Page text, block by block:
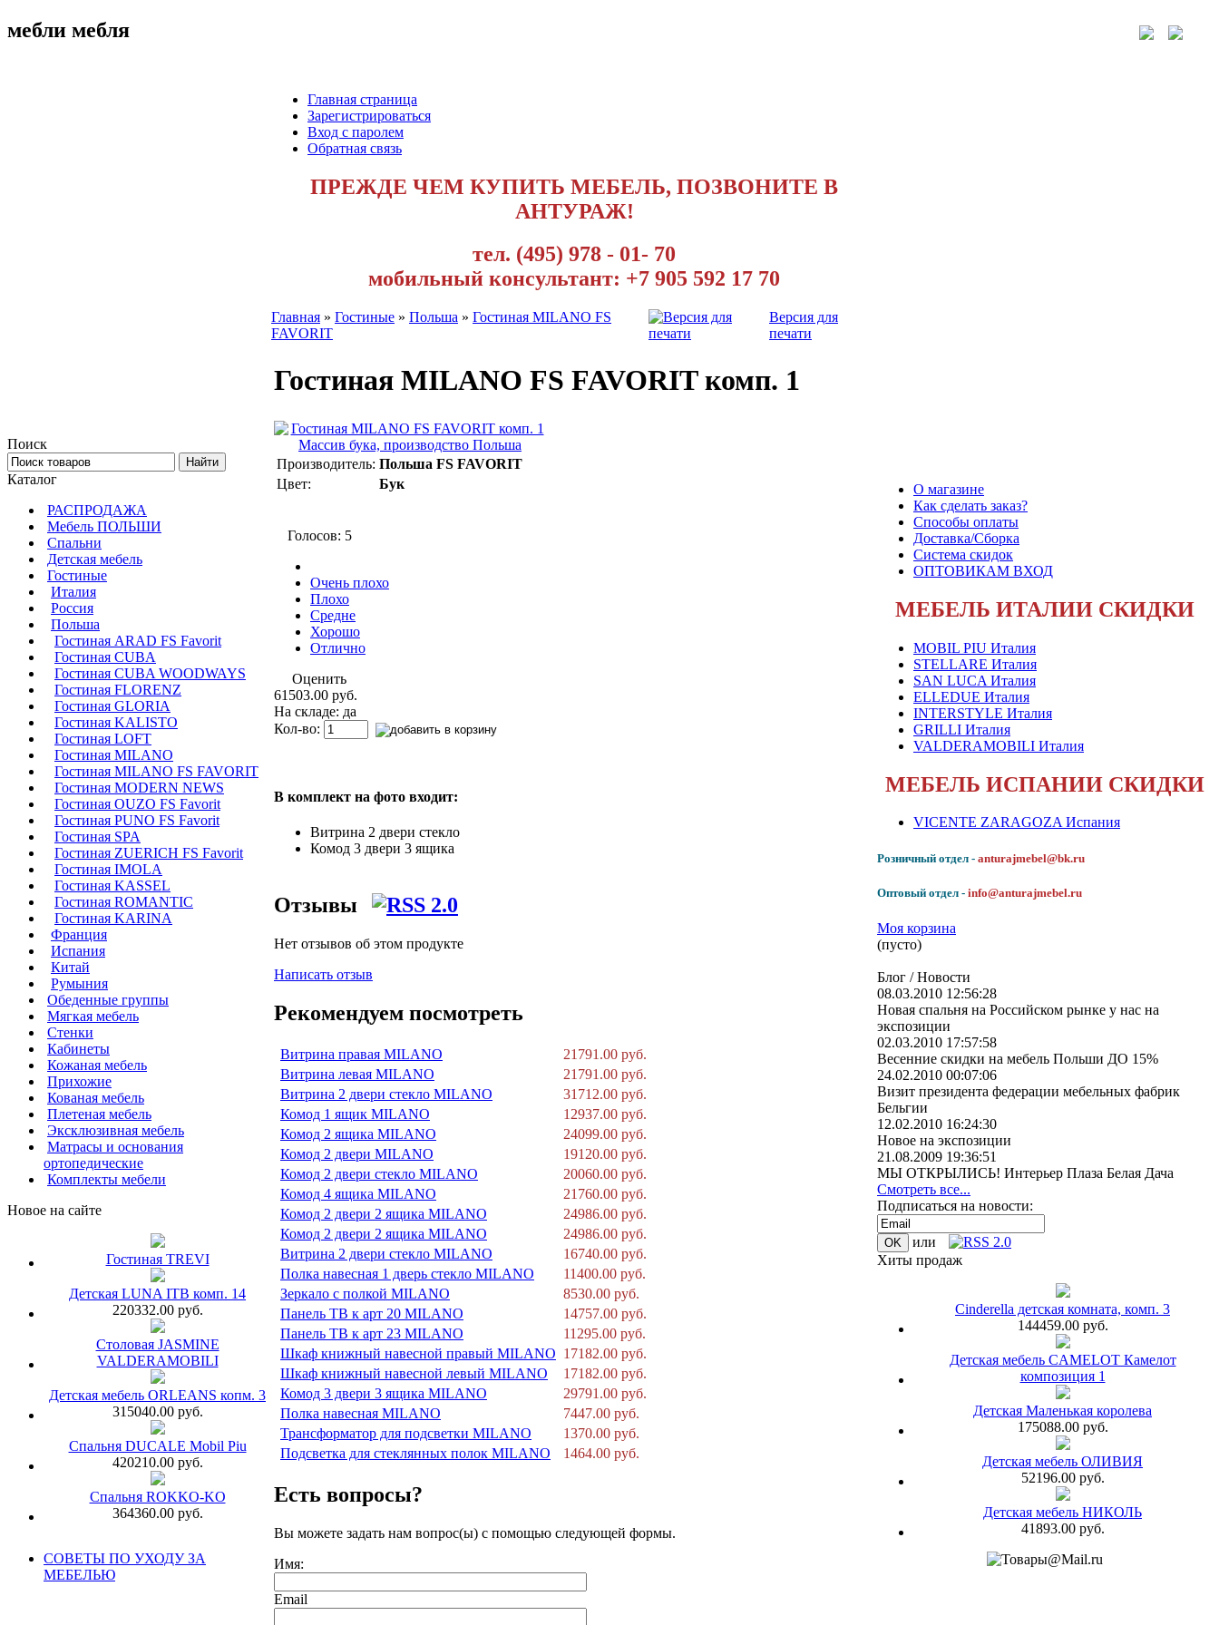
мебли мебля
Поиск
Каталог
РАСПРОДАЖА
Мебель ПОЛЬШИ
Спальни
Детская мебель
Гостиные
Италия
Россия
Польша
Гостиная ARAD FS Favorit
Гостиная CUBA
Гостиная CUBA WOODWAYS
Гостиная FLORENZ
Гостиная GLORIA
Гостиная KALISTO
Гостиная LOFT
Гостиная MILANO
Гостиная MILANO FS FAVORIT
Гостиная MODERN NEWS
Гостиная OUZO FS Favorit
Гостиная PUNO FS Favorit
Гостиная SPA
Гостиная ZUERICH FS Favorit
Гостиная IMOLA
Гостиная KASSEL
Гостиная ROMANTIC
Гостиная KARINA
Франция
Испания
Китай
Румыния
Обеденные группы
Мягкая мебель
Стенки
Кабинеты
Кожаная мебель
Прихожие
Кованая мебель
Плетеная мебель
Эксклюзивная мебель
Матрасы и основания
ортопедические
Комплекты мебели
Новое на сайте
Гостиная TREVI
Детская LUNA ITB комп. 14
220332.00 руб.
Столовая JASMINE
VALDERAMOBILI
Детская мебель ORLEANS копм. 3
315040.00 руб.
Спальня DUCALE Mobil Piu
420210.00 руб.
Спальня ROKKO-KO
364360.00 руб.
СОВЕТЫ ПО УХОДУ ЗА
МЕБЕЛЬЮ
Главная страница
Зарегистрироваться
Вход с паролем
Обратная связь
ПРЕЖДЕ ЧЕМ КУПИТЬ МЕБЕЛЬ, ПОЗВОНИТЕ В
АНТУРАЖ!
тел. (495) 978 - 01- 70
мобильный консультант: +7 905 592 17 70
Главная » Гостиные » Польша » Гостиная MILANO FS
FAVORIT
Версия для
печати
Гостиная MILANO FS FAVORIT комп. 1
Производитель: Польша FS FAVORIT
Цвет:
Бук
Голосов: 5
Очень плохо
Плохо
Средне
Хорошо
Отлично
Оценить
61503.00 руб.
На складе: да
Кол-во:
В комплект на фото входит:
Витрина 2 двери стекло
Комод 3 двери 3 ящика
Отзывы
Нет отзывов об этом продукте
Написать отзыв
Рекомендуем посмотреть
Витрина правая MILANO
21791.00 руб.
Витрина левая MILANO
21791.00 руб.
Витрина 2 двери стекло MILANO
31712.00 руб.
Комод 1 ящик MILANO
12937.00 руб.
Комод 2 ящика MILANO
24099.00 руб.
Комод 2 двери MILANO
19120.00 руб.
Комод 2 двери стекло MILANO
20060.00 руб.
Комод 4 ящика MILANO
21760.00 руб.
Комод 2 двери 2 ящика MILANO
24986.00 руб.
Комод 2 двери 2 ящика MILANO
24986.00 руб.
Витрина 2 двери стекло MILANO
16740.00 руб.
Полка навесная 1 дверь стекло MILANO
11400.00 руб.
Зеркало с полкой MILANO
8530.00 руб.
Панель ТВ к арт 20 MILANO
14757.00 руб.
Панель ТВ к арт 23 MILANO
11295.00 руб.
Шкаф книжный навесной правый MILANO 17182.00 руб.
Шкаф книжный навесной левый MILANO
17182.00 руб.
Комод 3 двери 3 ящика MILANO
29791.00 руб.
Полка навесная MILANO
7447.00 руб.
Трансформатор для подсветки MILANO
1370.00 руб.
Подсветка для стеклянных полок MILANO
1464.00 руб.
Есть вопросы?
Вы можете задать нам вопрос(ы) с помощью следующей формы.
Имя:
Email
О магазине
Как сделать заказ?
Способы оплаты
Доставка/Сборка
Система скидок
ОПТОВИКАМ ВХОД
МЕБЕЛЬ ИТАЛИИ СКИДКИ
MOBIL PIU Италия
STELLARE Италия
SAN LUCA Италия
ELLEDUE Италия
INTERSTYLE Италия
GRILLI Италия
VALDERAMOBILI Италия
МЕБЕЛЬ ИСПАНИИ СКИДКИ
VICENTE ZARAGOZA Испания
Розничный отдел - anturajmebel@bk.ru
Оптовый отдел - info@anturajmebel.ru
Моя корзина
(пусто)
Блог / Новости
08.03.2010 12:56:28
Новая спальня на Российском рынке у нас на
экспозиции
02.03.2010 17:57:58
Весенние скидки на мебель Польши ДО 15%
24.02.2010 00:07:06
Визит президента федерации мебельных фабрик
Бельгии
12.02.2010 16:24:30
Новое на экспозиции
21.08.2009 19:36:51
МЫ ОТКРЫЛИСЬ! Интерьер Плаза Белая Дача
Смотреть все...
Подписаться на новости:
или
Хиты продаж
Cinderella детская комната, комп. 3
144459.00 руб.
Детская мебель CAMELOT Камелот
композиция 1
Детская Маленькая королева
175088.00 руб.
Детская мебель ОЛИВИЯ
52196.00 руб.
Детская мебель НИКОЛЬ
41893.00 руб.